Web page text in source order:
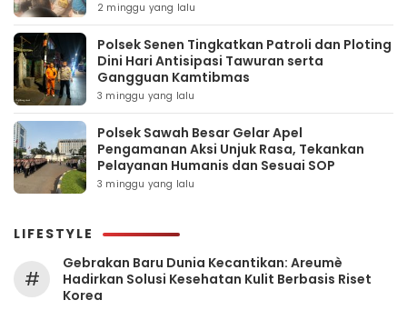
2 minggu yang lalu
Polsek Senen Tingkatkan Patroli dan Ploting
Dini Hari Antisipasi Tawuran serta
Gangguan Kamtibmas
3 minggu yang lalu
Polsek Sawah Besar Gelar Apel
Pengamanan Aksi Unjuk Rasa, Tekankan
Pelayanan Humanis dan Sesuai SOP
3 minggu yang lalu
LIFESTYLE
#
Gebrakan Baru Dunia Kecantikan: Areumè
Hadirkan Solusi Kesehatan Kulit Berbasis Riset
Korea